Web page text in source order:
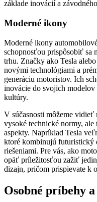
základe inovácií a
Moderné ikony
Moderné ikony
schopnosťou prispôsobiť sa
trhu. Značky ako Tesla
novými technológiami a
generáciu motoristov. Ich
inovácie do svojich
kultúry.
V súčasnosti môžeme vidieť
vysoké technické normy, ale
aspekty. Napríklad Tesla
ktoré kombinujú futuristický
riešeniami. Pre vás, ako
opäť príležitosťou zažiť
dizajn, pričom prispievate k
Osobné príbehy a